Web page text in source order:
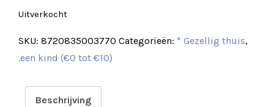
Uitverkocht
SKU: 8720835003770 Categorieën: * Gezellig thuis,
.een kind (€0 tot €10)
Beschrijving